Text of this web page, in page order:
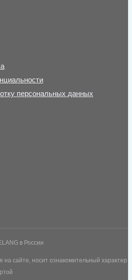
персональных данных
в России
сайте, носит ознакомительный характер